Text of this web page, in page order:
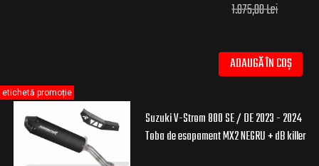
1.875,00 Lei
ADAUGĂ ÎN COȘ
Suzuki V-Strom 800 SE / DE 2023 - 2024
Toba de esapament MX2 NEGRU + dB killer
etichetă promoție